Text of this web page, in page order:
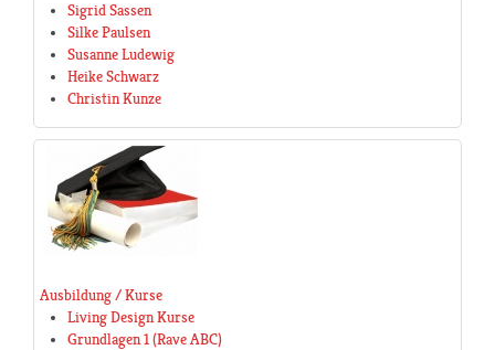
Sigrid Sassen
Silke Paulsen
Susanne Ludewig
Heike Schwarz
Christin Kunze
Ausbildung / Kurse
Living Design Kurse
Grundlagen 1 (Rave ABC)